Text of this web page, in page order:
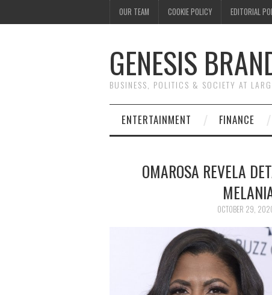
OUR TEAM COOKIE POLICY EDITORIAL
GENESIS
BUSINESS, POLITICS & SOCIETY AT
ENTERTAINMENT FINANCE
OMAROSA REVELA
OCTOBER 29,